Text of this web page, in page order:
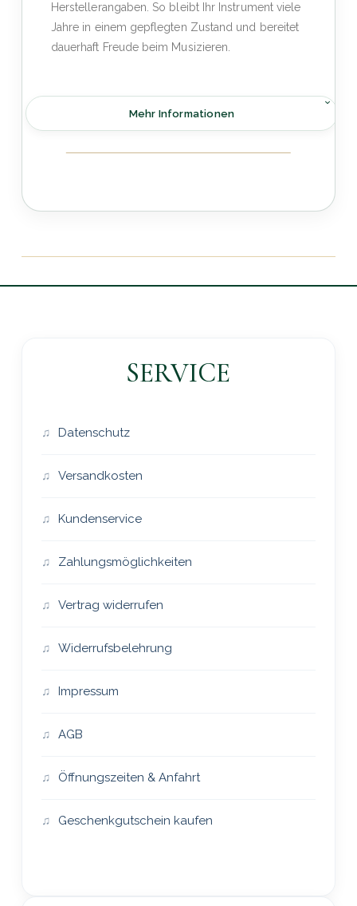
Herstellerangaben. So bleibt Ihr Instrument viele
Jahre in einem gepflegten Zustand und bereitet
dauerhaft Freude beim Musizieren.
Mehr Informationen
SERVICE
Datenschutz
Versandkosten
Kundenservice
Zahlungsmöglichkeiten
Vertrag widerrufen
Widerrufsbelehrung
Impressum
AGB
Öffnungszeiten & Anfahrt
Geschenkgutschein kaufen